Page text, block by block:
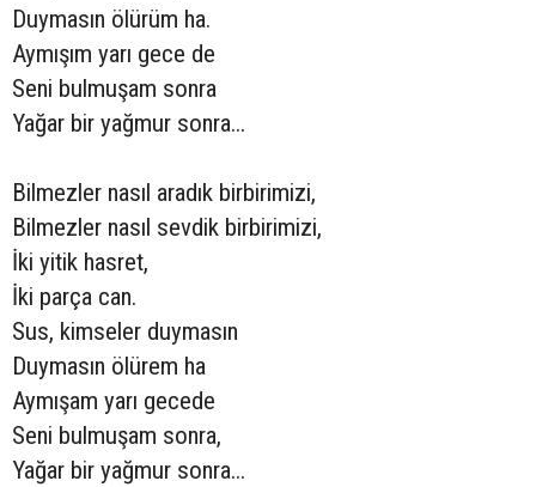
Duymasın ölürüm ha.
Aymışım yarı gece de
Seni bulmuşam sonra
Yağar bir yağmur sonra...
Bilmezler nasıl aradık birbirimizi,
Bilmezler nasıl sevdik birbirimizi,
İki yitik hasret,
İki parça can.
Sus, kimseler duymasın
Duymasın ölürem ha
Aymışam yarı gecede
Seni bulmuşam sonra,
Yağar bir yağmur sonra...